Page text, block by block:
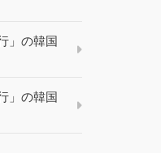
」の韓国
」の韓国